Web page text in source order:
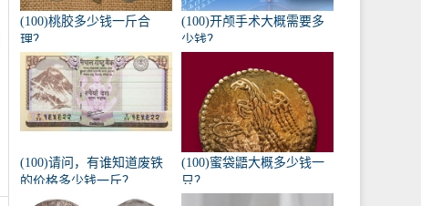
(100)桃胶多少钱一斤合
理？
(100)开颅手术大概需要多
少钱？
(100)请问，有谁知道废铁
的价格多少钱一斤？
(100)蜜袋鼯大概多少钱一
只？